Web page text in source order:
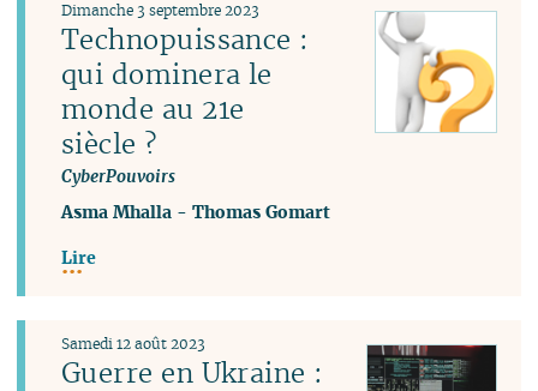
Technopuissance :
qui dominera le
monde au 21e
siècle ?
CyberPouvoirs
Dimanche 3 septembre 2023
Asma Mhalla -Thomas Gomart
Lire
Guerre en Ukraine :
Samedi 12 août 2023